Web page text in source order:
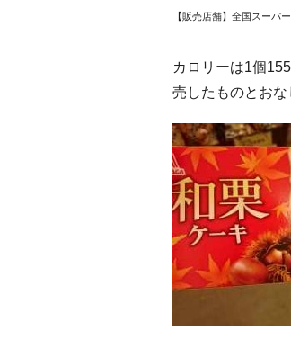
【販売店舗】全国スーパ
カロリーは1個
売したものとおな